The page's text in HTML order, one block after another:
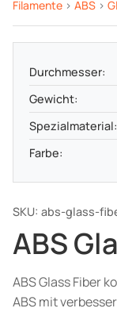
Filamente > ABS >
SKU: abs-glass-
ABS
ABS Glass Fiber
ABS mit
Durchmesser:
Gewicht:
Spezialmaterial:
Farbe: